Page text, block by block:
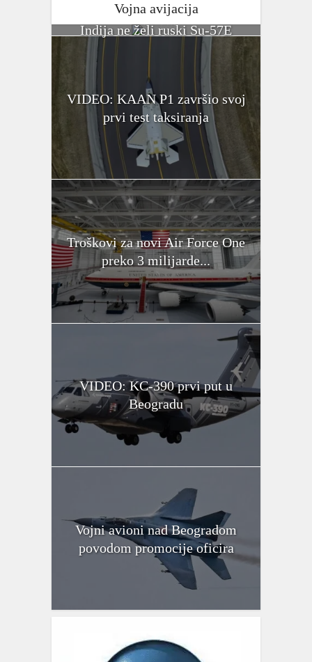
Vojna avijacija
Indija ne želi ruski Su-57E
VIDEO: KAAN P1 završio svoj
prvi test taksiranja
Troškovi za novi Air Force One
preko 3 milijarde...
VIDEO: KC-390 prvi put u
Beogradu
Vojni avioni nad Beogradom
povodom promocije oficira